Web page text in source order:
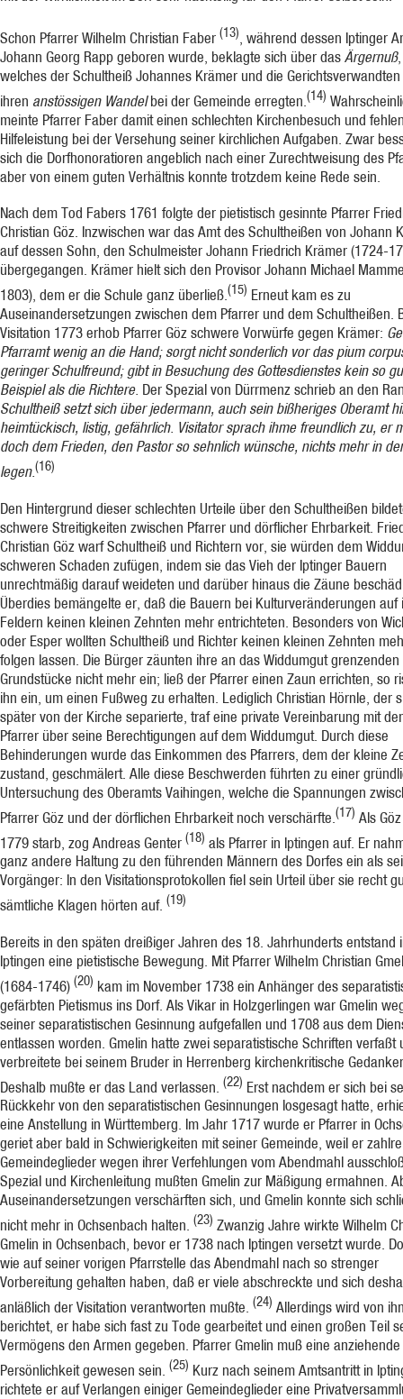
Schon Pfarrer Wilhelm Christian Faber (13), während dessen Iptinger
Johann Georg Rapp geboren wurde, beklagte sich über das Ärgernuß,
welches der Schultheiß Johannes Krämer und die
ihren anstössigen Wandelbei der Gemeinde er­regten. (14)
meinte Pfarrer Faber damit einen schlechten Kirchenbesuch und
Hilfeleistung bei der Verse­hung seiner kirchlichen Aufgaben. Zwar
sich die Dorfho­noratioren angeblich nach einer Zurechtweisung des
aber von einem guten Verhältnis konnte trotzdem keine Rede sein.
Nach dem Tod Fabers 1761 folgte der pieti­stisch gesinnte Pfarrer
Christian Göz. Inzwischen war das Amt des Schultheißen von Johann
auf dessen Sohn, den Schulmeister Johann Friedrich Krämer (1724-
übergegangen. Krämer hielt sich den Provisor Johann Michael
1803), dem er die Schule ganz überließ.(15) Erneut kam es zu
Auseinandersetzungen zwi­schen dem Pfarrer und dem Schultheißen.
Visi­tation 1773 erhob Pfarrer Göz schwere Vorwürfe gegen Krämer:
Pfarr­amt wenig an die Hand; sorgt nicht sonderlich vor das pium
geringer Schulfreund; gibt in Be­suchung des Gottesdienstes kein so
Beispiel als die Richtere. Der Spezial von Dürrmenz schrieb an den
Schultheiß setzt sich über jedermann, auch sein bißheriges Oberamt
heimtückisch, listig, gefähr­lich. Visitator sprach ihme freundlich zu, er
doch dem Frieden, den Pastor so sehnlich wünsche, nichts mehr in
legen.(16)
Den Hintergrund dieser schlechten Urteile über den Schultheißen
schwere Streitig­keiten zwischen Pfarrer und dörflicher Ehrbarkeit.
Christian Göz warf Schultheiß und Richtern vor, sie würden dem
schweren Schaden zufügen, indem sie das Vieh der Iptinger Bauern
unrechtmäßig darauf weideten und dar­über hinaus die Zäune
Überdies bemängelte er, daß die Bauern bei Kulturveränderungen auf
Fel­dern keinen klei­nen Zehnten mehr entrichteten. Besonders von
oder Esper wollten Schultheiß und Richter keinen kleinen Zehnten
folgen lassen. Die Bürger zäunten ihre an das Widdumgut grenzenden
Grundstücke nicht mehr ein; ließ der Pfarrer einen Zaun errichten, so
ihn ein, um einen Fußweg zu erhalten. Lediglich Christian Hörnle, der
später von der Kirche separierte, traf eine private Vereinbarung mit
Pfarrer über seine Berechtigun­gen auf dem Widdumgut. Durch diese
Behinderungen wurde das Einkom­men des Pfarrers, dem der kleine
zustand, geschmälert. Alle diese Beschwerden führten zu einer
Untersuchung des Oberamts Vaihingen, welche die Span­nungen
Pfarrer Göz und der dörflichen Ehrbarkeit noch verschärfte. (17) Als
1779 starb, zog Andreas Genter (18) als Pfarrer in Iptingen auf. Er
ganz andere Haltung zu den führenden Männern des Dorfes ein als
Vorgänger: In den Visitationspro­tokollen fiel sein Urteil über sie recht
sämtliche Klagen hörten auf. (19)
Bereits in den späten dreißiger Jahren des 18. Jahrhunderts entstand
Iptingen eine pietistische Bewegung. Mit Pfarrer Wilhelm Chri­stian
(1684-1746) (20) kam im November 1738 ein Anhänger des
gefärbten Pietismus ins Dorf. Als Vikar in Holzgerlingen war Gmelin
seiner separatistischen Gesinnung aufgefallen und 1708 aus dem
entlassen worden. Gmelin hatte zwei separatistische Schriften verfaßt
verbreitete bei seinem Bruder in Herrenberg kirchenkritische
Deshalb mußte er das Land verlassen. (22) Erst nachdem er sich bei
Rückkehr von den separatisti­schen Gesinnungen losgesagt hatte,
eine Anstellung in Württemberg. Im Jahr 1717 wurde er Pfarrer in
geriet aber bald in Schwierigkeiten mit seiner Gemeinde, weil er
Gemeindeglieder wegen ihrer Verfehlungen vom Abendmahl
Spezial und Kirchenleitung mußten Gmelin zur Mäßigung ermahnen.
Auseinander­setzungen verschärften sich, und Gmelin konnte sich
nicht mehr in Ochsenbach halten. (23) Zwanzig Jahre wirkte Wilhelm
Gmelin in Ochsenbach, bevor er 1738 nach Ip­tingen versetzt wurde.
wie auf seiner vorigen Pfarrstelle das Abendmahl nach so strenger
Vorbereitung gehalten haben, daß er viele abschreckte und sich
anläßlich der Visitation verantworten mußte. (24) Allerdings wird von
berichtet, er habe sich fast zu Tode gearbeitet und einen großen Teil
Vermögens den Armen gegeben. Pfarrer Gmelin muß eine anziehende
Persönlichkeit gewesen sein. (25) Kurz nach seinem Amtsantritt in
richtete er auf Verlangen einiger Gemeindeglieder eine